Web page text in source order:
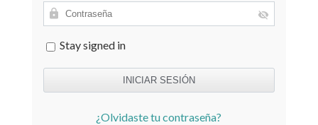
Stay signed in
¿Olvidaste tu contraseña?